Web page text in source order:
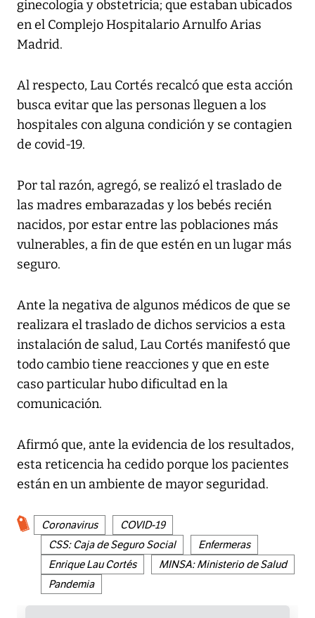
ginecología y obstetricia; que estaban ubicados
en el Complejo Hospitalario Arnulfo Arias
Madrid.
Al respecto, Lau Cortés recalcó que esta acción
busca evitar que las personas lleguen a los
hospitales con alguna condición y se contagien
de covid-19.
Por tal razón, agregó, se realizó el traslado de
las madres embarazadas y los bebés recién
nacidos, por estar entre las poblaciones más
vulnerables, a fin de que estén en un lugar más
seguro.
Ante la negativa de algunos médicos de que se
realizara el traslado de dichos servicios a esta
instalación de salud, Lau Cortés manifestó que
todo cambio tiene reacciones y que en este
caso particular hubo dificultad en la
comunicación.
Afirmó que, ante la evidencia de los resultados,
esta reticencia ha cedido porque los pacientes
están en un ambiente de mayor seguridad.
Coronavirus
COVID-19
CSS: Caja de Seguro Social
Enfermeras
Enrique Lau Cortés
MINSA: Ministerio de Salud
Pandemia